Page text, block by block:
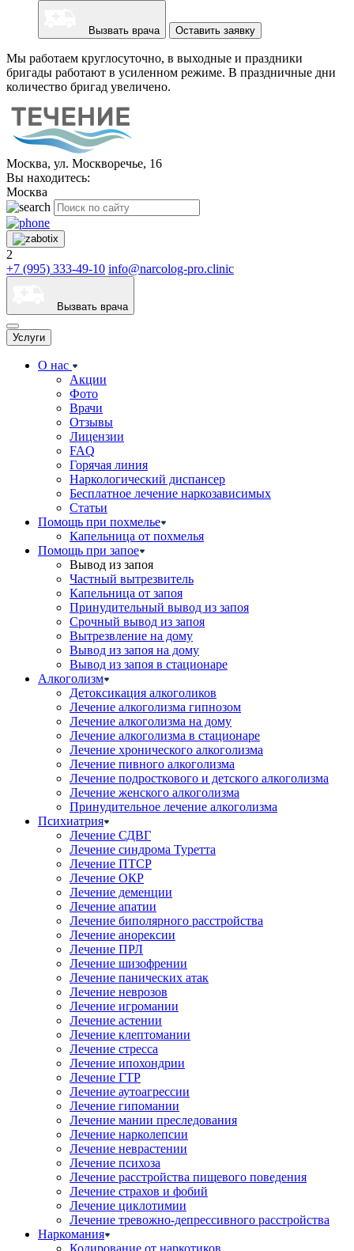
Вызвать врача Оставить заявку
Мы работаем круглосуточно, в выходные и праздники
бригады работают в усиленном режиме. В праздничные дни
количество бригад увеличено.
Москва, ул. Москворечье, 16
Вы находитесь:
Москва
2
+7 (995) 333-49-10 info@narcolog-pro.clinic
Вызвать врача
Услуги
О нас
Акции
Фото
Врачи
Отзывы
Лицензии
FAQ
Горячая линия
Наркологический диспансер
Бесплатное лечение наркозависимых
Статьи
Помощь при похмелье
Капельница от похмелья
Помощь при запое
Вывод из запоя
Частный вытрезвитель
Капельница от запоя
Принудительный вывод из запоя
Срочный вывод из запоя
Вытрезвление на дому
Вывод из запоя на дому
Вывод из запоя в стационаре
Алкоголизм
Детоксикация алкоголиков
Лечение алкоголизма гипнозом
Лечение алкоголизма на дому
Лечение алкоголизма в стационаре
Лечение хронического алкоголизма
Лечение пивного алкоголизма
Лечение подросткового и детского алкоголизма
Лечение женского алкоголизма
Принудительное лечение алкоголизма
Психиатрия
Лечение СДВГ
Лечение синдрома Туретта
Лечение ПТСР
Лечение ОКР
Лечение деменции
Лечение апатии
Лечение биполярного расстройства
Лечение анорексии
Лечение ПРЛ
Лечение шизофрении
Лечение панических атак
Лечение неврозов
Лечение игромании
Лечение астении
Лечение клептомании
Лечение стресса
Лечение ипохондрии
Лечение ГТР
Лечение аутоагрессии
Лечение гипомании
Лечение мании преследования
Лечение нарколепсии
Лечение неврастении
Лечение психоза
Лечение расстройства пищевого поведения
Лечение страхов и фобий
Лечение циклотимии
Лечение тревожно-депрессивного расстройства
Наркомания
Кодирование от наркотиков